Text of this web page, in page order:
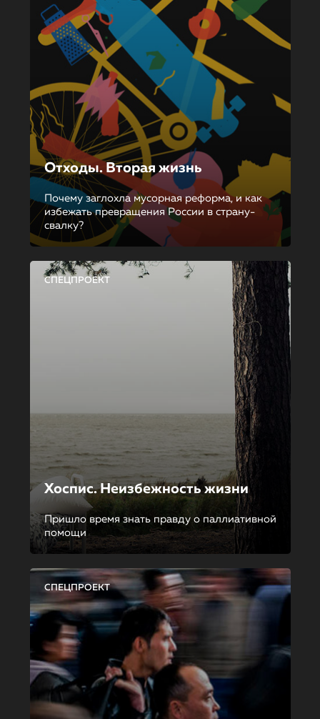
Отходы. Вторая жизнь
Почему заглохла мусорная реформа, и как
избежать превращения России в страну-
свалку?
СПЕЦПРОЕКТ
Хоспис. Неизбежность жизни
Пришло время знать правду о паллиативной
помощи
СПЕЦПРОЕКТ